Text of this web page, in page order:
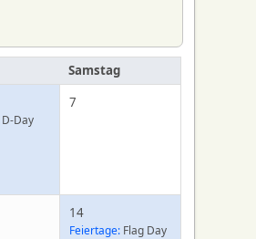
Samstag
D-Day
7
14
Feiertage: Flag Day